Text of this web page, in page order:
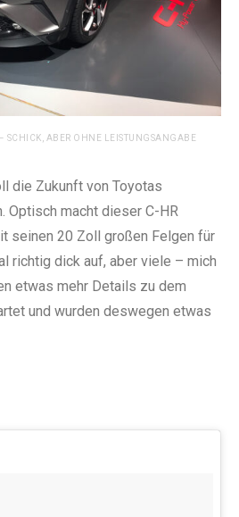
SCHICK, ABER OHNE LEISTUNGSANGABE
die Zukunft von Toyotas
Optisch macht dieser C-HR
seinen 20 Zoll großen Felgen für
richtig dick auf, aber viele – mich
etwas mehr Details zu dem
und wurden deswegen etwas